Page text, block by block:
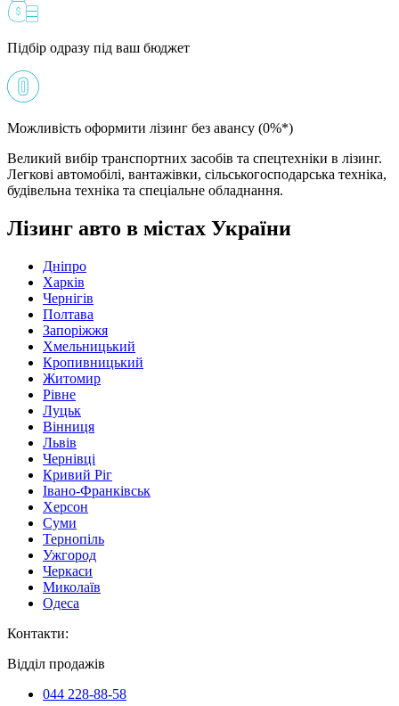
Підбір одразу під ваш бюджет
Можливість оформити лізинг без авансу (0%*)
Великий вибір транспортних засобів та спецтехніки в лізинг.
Легкові автомобілі, вантажівки, сільськогосподарська техніка,
будівельна техніка та спеціальне обладнання.
Лізинг авто в містах України
Дніпро
Харків
Чернігів
Полтава
Запоріжжя
Хмельницький
Кропивницький
Житомир
Рівне
Луцьк
Вінниця
Львів
Чернівці
Кривий Ріг
Івано-Франківськ
Херсон
Суми
Тернопіль
Ужгород
Черкаси
Миколаїв
Одеса
Контакти:
Відділ продажів
044 228-88-58